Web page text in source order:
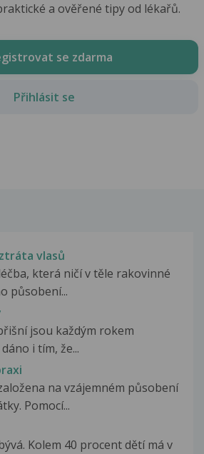
a ověřené tipy od lékařů.
se zdarma
Přihlásit se
vlasů
která ničí v těle rakovinné
působení...
jsou každým rokem
i tím, že...
na vzájemném působení
Pomocí...
Kolem 40 procent dětí má v